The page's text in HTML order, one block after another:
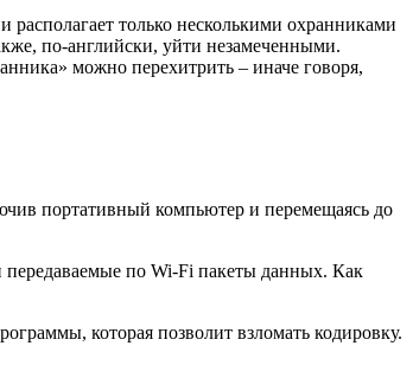
только несколькими охранниками
по-английски, уйти незамеченными.
можно перехитрить – иначе говоря,
портативный компьютер и перемещаясь до
передаваемые по Wi-Fi пакеты данных. Как
которая позволит взломать кодировку.